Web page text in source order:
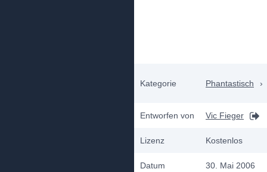
Kategorie Phantastisch ›
Entworfen von Vic Fieger
Lizenz Kostenlos
Datum 30. Mai 2006